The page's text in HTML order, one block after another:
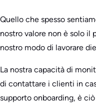
Quello che spesso
nostro valore non è solo il
nostro modo di lavorare
La nostra capacità di
di contattare i clienti in
supporto onboarding, è